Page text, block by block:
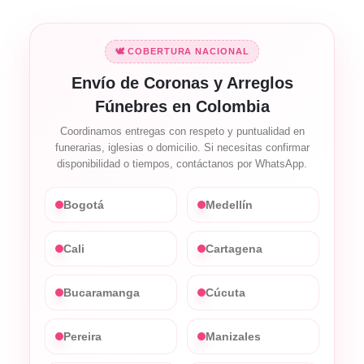
🕊️ COBERTURA NACIONAL
Envío de Coronas y Arreglos
Fúnebres en Colombia
Coordinamos entregas con respeto y puntualidad en
funerarias, iglesias o domicilio. Si necesitas confirmar
disponibilidad o tiempos, contáctanos por WhatsApp.
Bogotá Medellín
Cali Cartagena
Bucaramanga Cúcuta
Pereira Manizales